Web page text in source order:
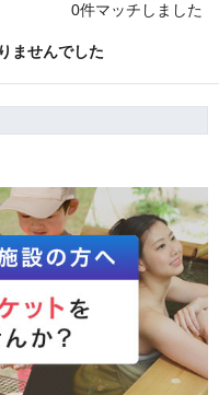
0件マッチしました
ませんでした